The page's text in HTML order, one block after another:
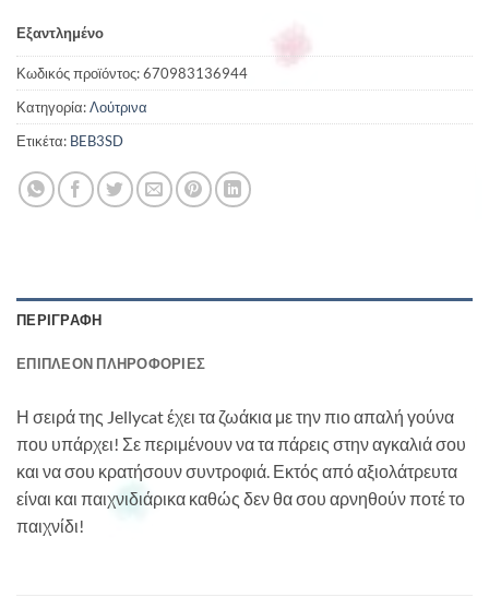
Εξαντλημένο
Κωδικός προϊόντος:670983136944
Κατηγορία:Λούτρινα
Ετικέτα: BEB3SD
ΠΕΡΙΓΡΑΦΉ
ΕΠΙΠΛΈΟΝ ΠΛΗΡΟΦΟΡΊΕΣ
Η σειρά της Jellycat έχει τα ζωάκια με την πιο απαλή γούνα
που υπάρχει! Σε περιμένουν να τα πάρεις στην αγκαλιά σου
και να σου κρατήσουν συντροφιά. Εκτός από αξιολάτρευτα
είναι και παιχνιδιάρικα καθώς δεν θα σου αρνηθούν ποτέ το
παιχνίδι!